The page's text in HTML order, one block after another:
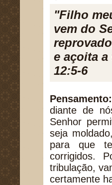
"Filho
vem do
e açoita
12:5-6
Pensamento:
diante de
Senhor
seja
para que
corrigidos.
tribulação,
certamente